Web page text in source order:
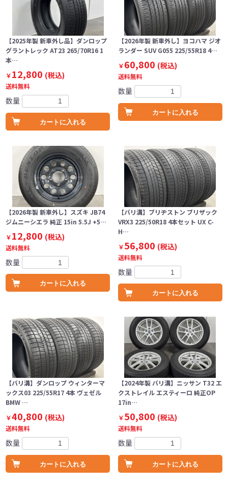
【2025年製 新車外し品】ダンロップ
グラントレック AT23 265/70R16 1
本…
￥12,800 (税込)
送料無料
数量
カートに入れる
【2026年製 新車外し】ヨコハマ ジオ
ランダー SUV G055 225/55R18 4…
￥60,800 (税込)
送料無料
数量
カートに入れる
【2026年製 新車外し】スズキ JB74
ジムニーシエラ 純正 15in 5.5J +5…
￥12,800 (税込)
送料無料
数量
カートに入れる
【バリ溝】ブリヂストン ブリザック
VRX3 225/50R18 4本セット UX C-
H…
￥56,800 (税込)
送料無料
数量
カートに入れる
【バリ溝】ダンロップ ウィンターマ
ックス03 225/55R17 4本 ヴェゼル
BMW …
￥40,800 (税込)
送料無料
数量
カートに入れる
【2024年製 バリ溝】ニッサン T32 エ
クストレイル エスティーロ 純正OP
17in…
￥50,800 (税込)
送料無料
数量
カートに入れる